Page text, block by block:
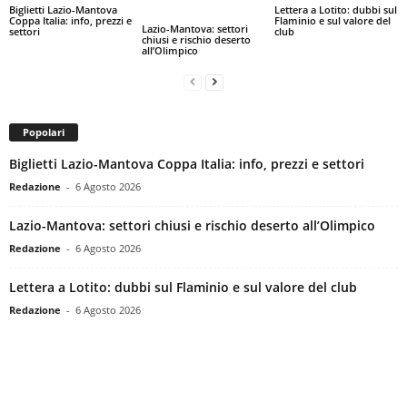
Biglietti Lazio-Mantova
Coppa Italia: info, prezzi e
settori
Lazio-Mantova: settori
chiusi e rischio deserto
all’Olimpico
Lettera a Lotito: dubbi sul
Flaminio e sul valore del
club
Popolari
Biglietti Lazio-Mantova Coppa Italia: info, prezzi e settori
Redazione - 6 Agosto 2026
Lazio-Mantova: settori chiusi e rischio deserto all’Olimpico
Redazione - 6 Agosto 2026
Lettera a Lotito: dubbi sul Flaminio e sul valore del club
Redazione - 6 Agosto 2026